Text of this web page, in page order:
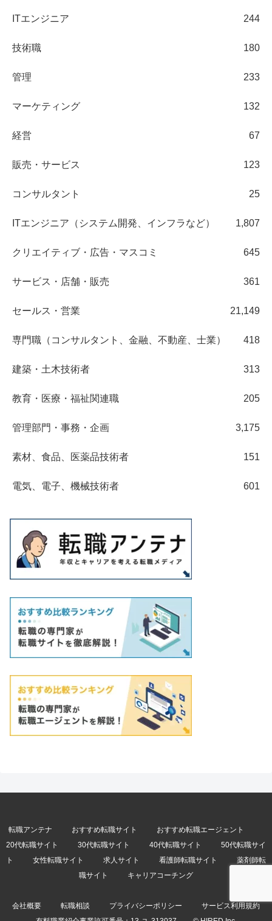
ITエンジニア 244
技術職 180
管理 233
マーケティング 132
経営 67
販売・サービス 123
コンサルタント 25
ITエンジニア（システム開発、インフラなど） 1,807
クリエイティブ・広告・マスコミ 645
サービス・店舗・販売 361
セールス・営業 21,149
専門職（コンサルタント、金融、不動産、士業） 418
建築・土木技術者 313
教育・医療・福祉関連職 205
管理部門・事務・企画 3,175
素材、食品、医薬品技術者 151
電気、電子、機械技術者 601
転職アンテナ おすすめ転職サイト
おすすめ転職エージェント
20代転職サイト
30代転職サイト 40代転職サイト
50代転職サイ
ト
女性転職サイト 求人サイト 看護師転職サイト
薬剤師転
職サイト
キャリアコーチング
会社概要 転職相談 プライバシーポリシー
サービス利用規約